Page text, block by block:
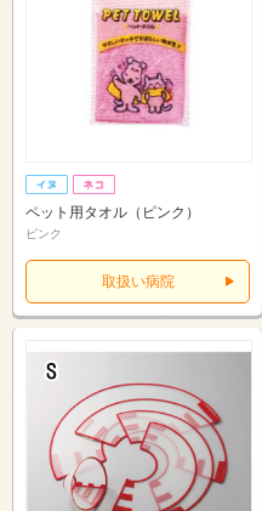
ペット用タオル（ピンク）
ピンク
取扱い病院